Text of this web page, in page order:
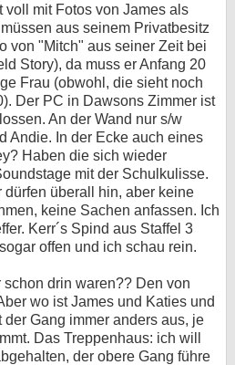
mit Fotos von James als
aus seinem Privatbesitz
von "Mitch" aus seiner Zeit bei
Story), da muss er Anfang 20
Frau (obwohl, die sieht noch
Der PC in Dawsons Zimmer ist
An der Wand nur s/w
Andie. In der Ecke auch eines
Haben die sich wieder
mit der Schulkulisse.
dürfen überall hin, aber keine
keine Sachen anfassen. Ich
Kerr´s Spind aus Staffel 3
offen und ich schau rein.
drin waren?? Den von
wo ist James und Katies und
der Gang immer anders aus, je
Das Treppenhaus: ich will
der obere Gang führe